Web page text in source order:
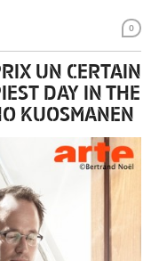
0
UN CERTAIN
DAY IN THE
KUOSMANEN